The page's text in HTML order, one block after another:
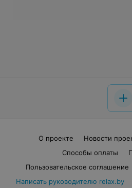
О проекте Новости
Способы оплаты
Пользовательское соглашение
Написать руководителю relax.by